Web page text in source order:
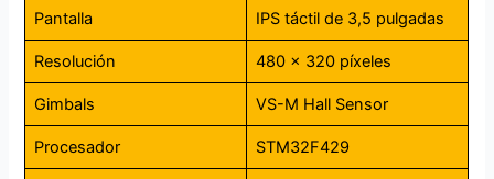
Pantalla IPS táctil de 3,5 pulgadas
Resolución 480 × 320 píxeles
Gimbals VS-M Hall Sensor
Procesador STM32F429